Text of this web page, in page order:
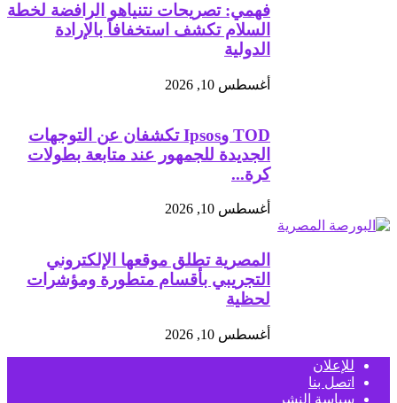
فهمي: تصريحات نتنياهو الرافضة لخطة
السلام تكشف استخفافاً بالإرادة
الدولية
أغسطس 10, 2026
TOD وIpsos تكشفان عن التوجهات
الجديدة للجمهور عند متابعة بطولات
كرة...
أغسطس 10, 2026
المصرية تطلق موقعها الإلكتروني
التجريبي بأقسام متطورة ومؤشرات
لحظية
أغسطس 10, 2026
للإعلان
اتصل بنا
سياسة النشر